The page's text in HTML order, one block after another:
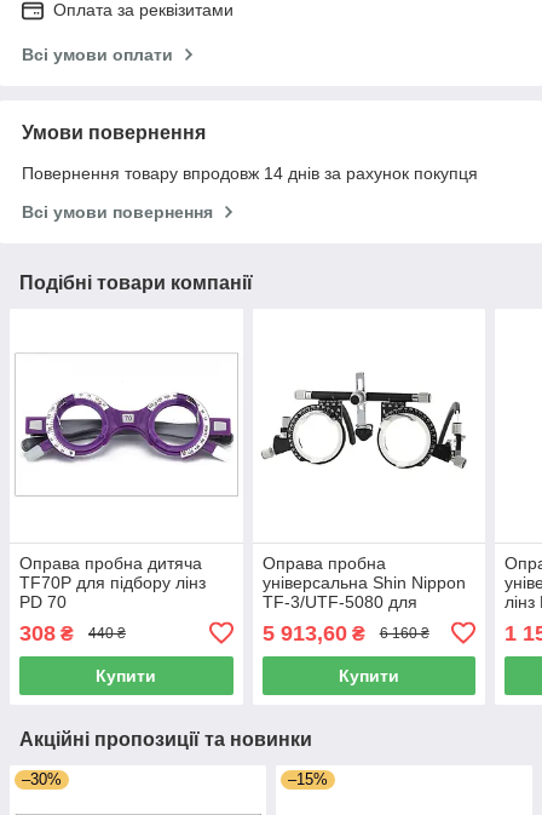
Оплата за реквізитами
Всі умови оплати
Умови повернення
Повернення товару впродовж 14 днів за рахунок покупця
Всі умови повернення
Подібні товари компанії
Оправа пробна дитяча
TF70P для підбору лінз
PD 70
308 ₴ 440 ₴
Купити
Оправа пробна
універсальна Shin Nippon
TF-3/UTF-5080 для
5 913,60₴ 6 160 ₴
Купити
1
Акційні пропозиції та новинки
–30% –15%